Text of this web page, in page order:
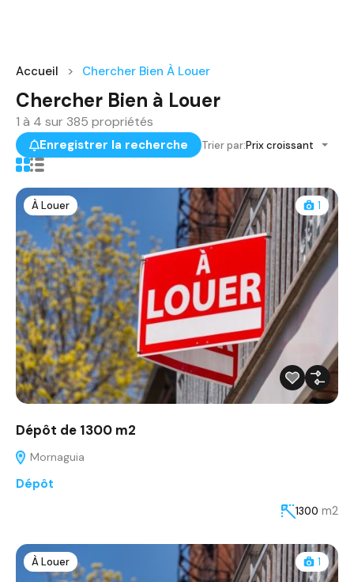
Accueil Chercher Bien À Louer
Chercher Bien à Louer
1 à 4 sur 385 propriétés
Enregistrer la recherche Trier par:Prix croissant
À Louer 1
Dépôt de 1300 m2
Mornaguia
Dépôt
1300 m2
À Louer 1